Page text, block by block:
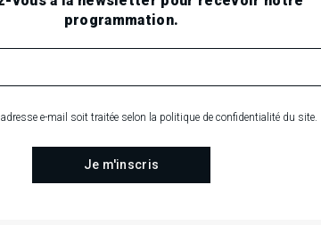
programmation.
e-mail soit traitée selon la politique de confidentialité du site.
RECHERCHE EN COURS
...